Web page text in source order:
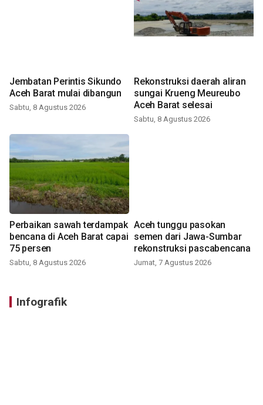
Jembatan Perintis Sikundo
Aceh Barat mulai dibangun
Sabtu, 8 Agustus 2026
Rekonstruksi daerah aliran
sungai Krueng Meureubo
Aceh Barat selesai
Sabtu, 8 Agustus 2026
Perbaikan sawah terdampak
bencana di Aceh Barat capai
75 persen
Sabtu, 8 Agustus 2026
Aceh tunggu pasokan
semen dari Jawa-Sumbar
rekonstruksi pascabencana
Jumat, 7 Agustus 2026
Infografik